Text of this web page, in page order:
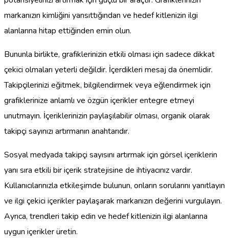
markanızın kimliğini yansıttığından ve hedef kitlenizin ilgi
alanlarına hitap ettiğinden emin olun.
Bununla birlikte, grafiklerinizin etkili olması için sadece dikkat
çekici olmaları yeterli değildir. İçerdikleri mesaj da önemlidir.
Takipçilerinizi eğitmek, bilgilendirmek veya eğlendirmek için
grafiklerinize anlamlı ve özgün içerikler entegre etmeyi
unutmayın. İçeriklerinizin paylaşılabilir olması, organik olarak
takipçi sayınızı artırmanın anahtarıdır.
Sosyal medyada takipçi sayısını artırmak için görsel içeriklerin
yanı sıra etkili bir içerik stratejisine de ihtiyacınız vardır.
Kullanıcılarınızla etkileşimde bulunun, onların sorularını yanıtlayın
ve ilgi çekici içerikler paylaşarak markanızın değerini vurgulayın.
Ayrıca, trendleri takip edin ve hedef kitlenizin ilgi alanlarına
uygun içerikler üretin.